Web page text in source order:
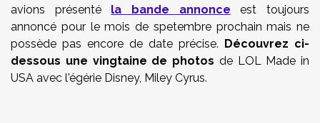
avions présenté la bande annonce est toujours
annoncé pour le mois de spetembre prochain mais ne
possède pas encore de date précise. Découvrez ci-
dessous une vingtaine de photos de LOL Made in
USA avec l'égérie Disney, Miley Cyrus.